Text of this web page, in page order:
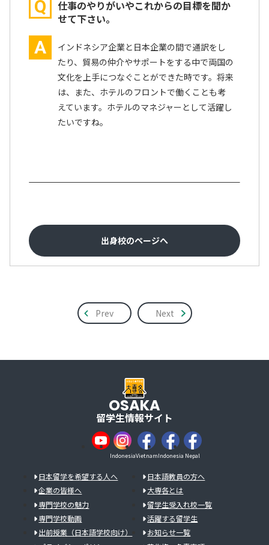
Q
仕事のやりがいやこれからの目標を聞か
せて下さい。
A
インドネシア企業と日本企業の間で通訳をし
たり、貿易の仲介やサポートをする中で両国の
文化を上手につなぐことができた時です。将来
は、また、ホテルのフロントで働くことも考
えています。ホテルのマネジャーとして活躍し
たいですね。
出身校のページへ
Prev Next
OSAKA
留学生情報サイト
IndonesiaVietnamIndonesia Nepal
日本留学を希望する人へ
日本語教員の方へ
企業の皆様へ
大専各とは
専門学校の魅力
留学生受入れ校一覧
専門学校動画
活躍する留学生
出前授業（日本語学校向け）
お知らせ一覧